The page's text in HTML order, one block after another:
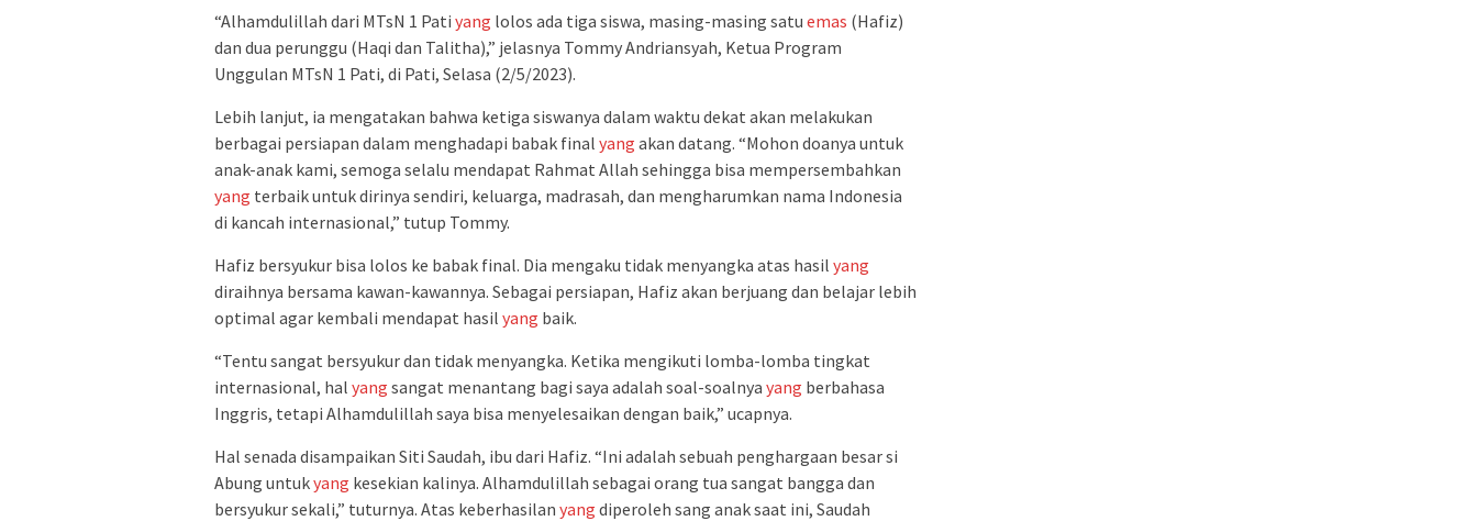
“Alhamdulillah dari MTsN 1 Pati yang lolos ada tiga siswa, masing-masing satu emas (Hafiz)
dan dua perunggu (Haqi dan Talitha),” jelasnya Tommy Andriansyah, Ketua Program
Unggulan MTsN 1 Pati, di Pati, Selasa (2/5/2023).
Lebih lanjut, ia mengatakan bahwa ketiga siswanya dalam waktu dekat akan melakukan
berbagai persiapan dalam menghadapi babak final yang akan datang. “Mohon doanya untuk
anak-anak kami, semoga selalu mendapat Rahmat Allah sehingga bisa mempersembahkan
yang terbaik untuk dirinya sendiri, keluarga, madrasah, dan mengharumkan nama Indonesia
di kancah internasional,” tutup Tommy.
Hafiz bersyukur bisa lolos ke babak final. Dia mengaku tidak menyangka atas hasil yang
diraihnya bersama kawan-kawannya. Sebagai persiapan, Hafiz akan berjuang dan belajar lebih
optimal agar kembali mendapat hasil yang baik.
“Tentu sangat bersyukur dan tidak menyangka. Ketika mengikuti lomba-lomba tingkat
internasional, hal yang sangat menantang bagi saya adalah soal-soalnya yang berbahasa
Inggris, tetapi Alhamdulillah saya bisa menyelesaikan dengan baik,” ucapnya.
Hal senada disampaikan Siti Saudah, ibu dari Hafiz. “Ini adalah sebuah penghargaan besar si
Abung untukyang kesekian kalinya. Alhamdulillah sebagai orang tua sangat bangga dan
bersyukur sekali,” tuturnya. Atas keberhasilan yang diperoleh sang anak saat ini, Saudah